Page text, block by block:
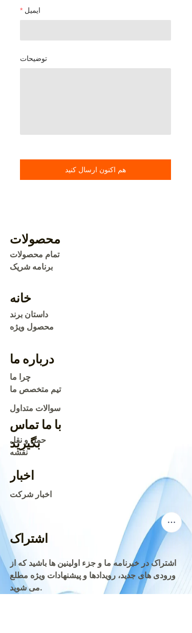
ایمیل
توضیحات
هم اکنون ارسال کنید
خانه
محصول ویژه
داستان برند
محصولات
تمام محصولات
برنامه شریک
درباره ما
چرا ما
تیم متخصص ما
سوالات متداول
با ما تماس
بگیرید
نقشه
حمل و نقل
اخبار
اخبار شرکت
اشتراک
اشتراک در خبرنامه ما و جزء اولینین ها باشید که از
ورودی های جدید، رویدادها و پیشنهادات ویژه مطلع
می شوید.
FA